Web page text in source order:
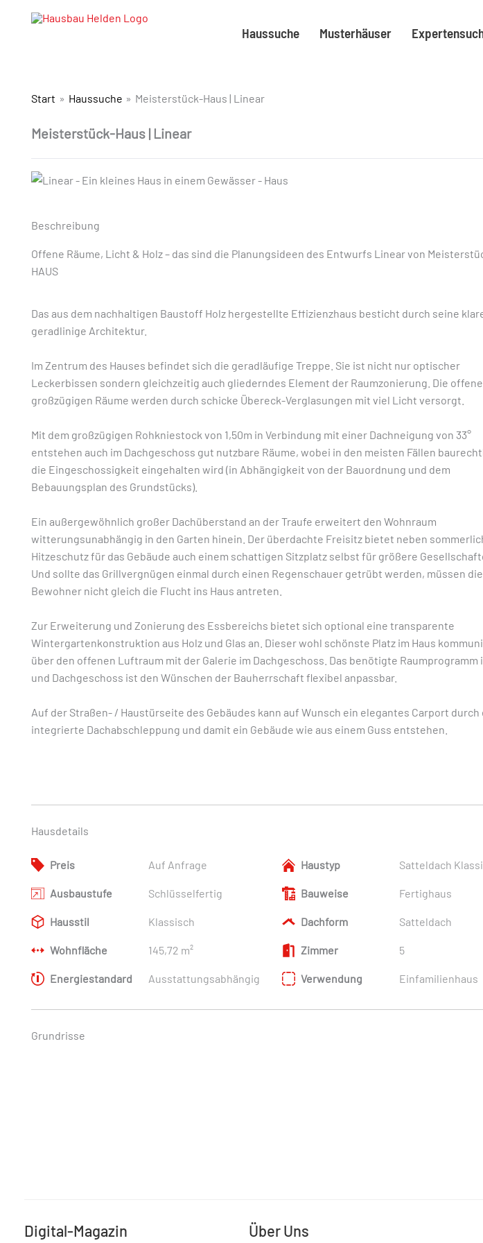
Haussuche Musterhäuser
Start Haussuche Meisterstück-Haus | Linear
Meisterstück-Haus | Linear
Beschreibung
Offene Räume, Licht & Holz – das sind die Planungsideen des Entwurfs Linear von
HAUS
Das aus dem nachhaltigen Baustoff Holz hergestellte Effizienzhaus besticht durch seine
geradlinige Architektur.
Im Zentrum des Hauses befindet sich die geradläufige Treppe. Sie ist nicht nur optischer
Leckerbissen sondern gleichzeitig auch gliederndes Element der Raumzonierung. Die
großzügigen Räume werden durch schicke Übereck-Verglasungen mit viel Licht versorgt.
Mit dem großzügigen Rohkniestock von 1,50m in Verbindung mit einer Dachneigung von 33°
entstehen auch im Dachgeschoss gut nutzbare Räume, wobei in den meisten Fällen
die Eingeschossigkeit eingehalten wird (in Abhängigkeit von der Bauordnung und dem
Bebauungsplan des Grundstücks).
Ein außergewöhnlich großer Dachüberstand an der Traufe erweitert den Wohnraum
witterungsunabhängig in den Garten hinein. Der überdachte Freisitz bietet neben
Hitzeschutz für das Gebäude auch einem schattigen Sitzplatz selbst für größere
Und sollte das Grillvergnügen einmal durch einen Regenschauer getrübt werden, müssen die
Bewohner nicht gleich die Flucht ins Haus antreten.
Zur Erweiterung und Zonierung des Essbereichs bietet sich optional eine transparente
Wintergartenkonstruktion aus Holz und Glas an. Dieser wohl schönste Platz im Haus
über den offenen Luftraum mit der Galerie im Dachgeschoss. Das benötigte Raumprogramm
und Dachgeschoss ist den Wünschen der Bauherrschaft flexibel anpassbar.
Auf der Straßen- / Haustürseite des Gebäudes kann auf Wunsch ein elegantes Carport durch
integrierte Dachabschleppung und damit ein Gebäude wie aus einem Guss entstehen.
Hausdetails
Preis Auf Anfrage
Ausbaustufe Schlüsselfertig
Hausstil Klassisch
Wohnfläche 145,72 m²
Energiestandard Ausstattungsabhängig
Haustyp Satteldach
Bauweise Fertighaus
Dachform Satteldach
Zimmer 5
Verwendung Einfamilienhaus
Grundrisse
Digital-Magazin Über Uns